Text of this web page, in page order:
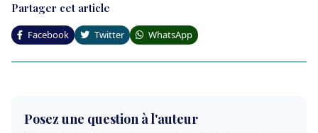
Partager cet article
Facebook Twitter WhatsApp
Posez une question à l'auteur